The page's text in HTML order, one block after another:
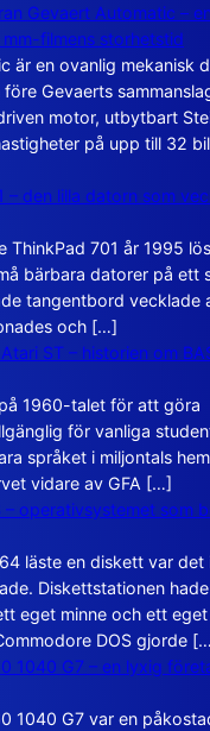
Gevaert Automatic –
filmens storhetstid
är en ovanlig mekanisk
Gevaerts
motor, utbytbart
på upp till 32
– den lilla datorn som
ThinkPad 701 år 1995
bärbara datorer på ett
tangentbord vecklade
och […]
ST – historien om
1960-talet för att göra
för vanliga
språket i miljontals
vidare av GFA […]
– operativsystemet som
läste en diskett var det
Diskettstationen
eget minne och ett eget
DOS gjorde
1040 G7 – en lyxig
1040 G7 var en